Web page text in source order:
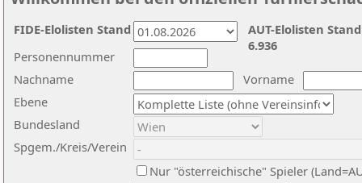
Nachname
Vorname
Ebene
Personennummer
Bundesland
Spgem./Kreis/Verein
Nur "österreichische" Spieler
AUT-Elolisten
6.936
FIDE-Elolisten Stand